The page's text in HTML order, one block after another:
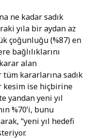
ne kadar sadık
yıla bir aydan az
çoğunluğu (%87) en
bağlılıklarını
alan
kararlarına sadık
kesim ise hiçbirine
yandan yeni yıl
%70’i, bunu
“yeni yıl hedefi